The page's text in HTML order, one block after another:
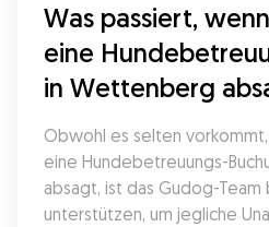
Was passiert,
eine
in Wettenberg
Obwohl es selten
eine Hundebetreuungs-
absagt, ist das Gudog-Team
unterstützen, um jegliche